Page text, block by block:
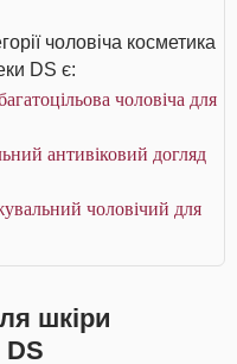
чоловіча косметика
DS є:
чоловіча для
антивіковий догляд
чоловічий для
шкіри
DS